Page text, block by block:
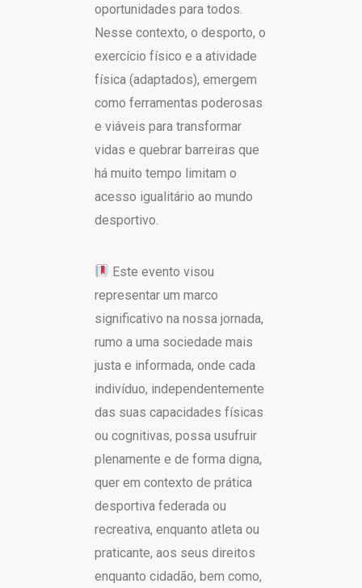
oportunidades para todos.
Nesse contexto, o desporto, o
exercício físico e a atividade
física (adaptados), emergem
como ferramentas poderosas
e viáveis para transformar
vidas e quebrar barreiras que
há muito tempo limitam o
acesso igualitário ao mundo
desportivo.
Este evento visou
representar um marco
significativo na nossa jornada,
rumo a uma sociedade mais
justa e informada, onde cada
indivíduo, independentemente
das suas capacidades físicas
ou cognitivas, possa usufruir
plenamente e de forma digna,
quer em contexto de prática
desportiva federada ou
recreativa, enquanto atleta ou
praticante, aos seus direitos
enquanto cidadão, bem como,